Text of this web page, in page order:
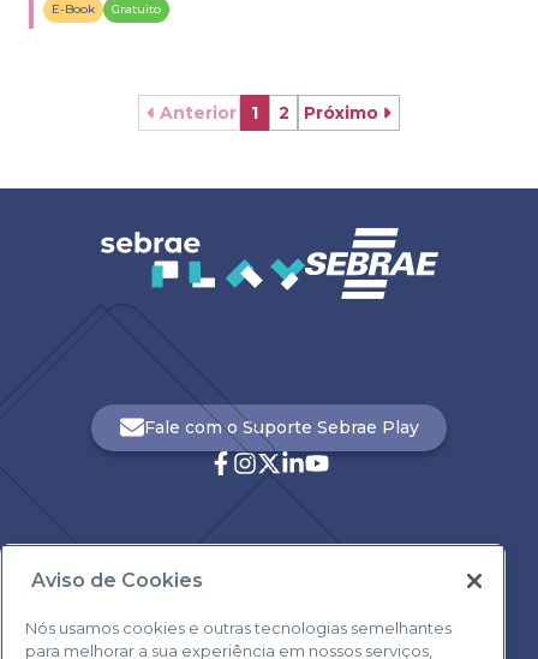
E-Book Gratuito
Anterior 1 2 Próximo
0800 570 0800
Fale com o Suporte Sebrae Play
Aviso de Cookies
Nós usamos cookies e outras tecnologias semelhantes
para melhorar a sua experiência em nossos serviços,